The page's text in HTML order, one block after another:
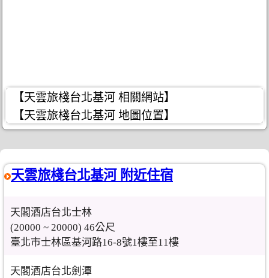
【天雲旅棧台北基河 相關網站】
【天雲旅棧台北基河 地圖位置】
天雲旅棧台北基河 附近住宿
天閣酒店台北士林
(20000 ~ 20000) 46公尺
臺北市士林區基河路16-8號1樓至11樓
天閣酒店台北劍潭